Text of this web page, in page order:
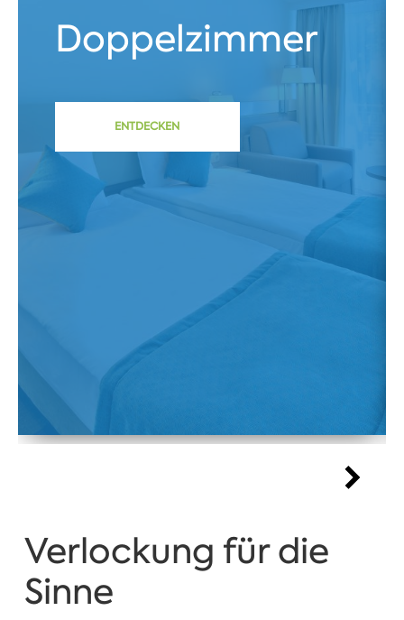
Doppelzimmer
ENTDECKEN
Verlockung für die
Sinne